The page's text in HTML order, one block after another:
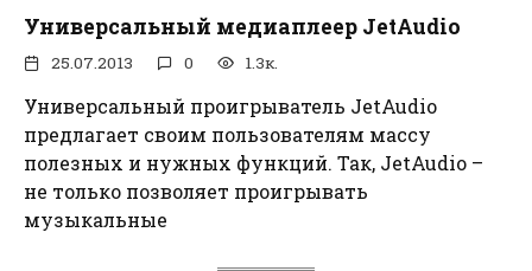
Универсальный медиаплеер JetAudio
25.07.2013 0 1.3к.
Универсальный проигрыватель JetAudio
предлагает своим пользователям массу
полезных и нужных функций. Так, JetAudio –
не только позволяет проигрывать
музыкальные